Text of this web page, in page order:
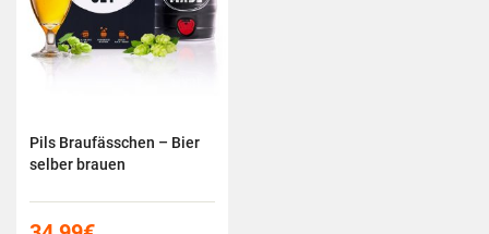
Pils Braufässchen – Bier
selber brauen